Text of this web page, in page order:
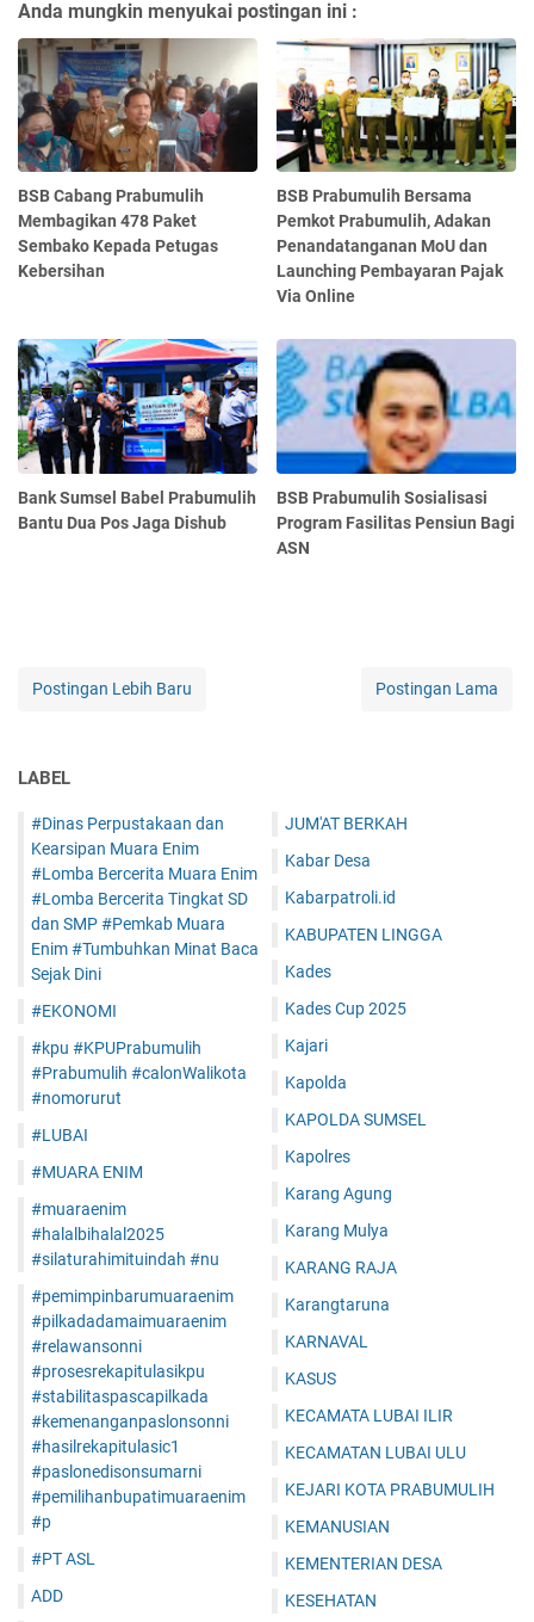
Anda mungkin menyukai postingan ini :
BSB Cabang Prabumulih
Membagikan 478 Paket
Sembako Kepada Petugas
Kebersihan
BSB Prabumulih Bersama
Pemkot Prabumulih, Adakan
Penandatanganan MoU dan
Launching Pembayaran Pajak
Via Online
Bank Sumsel Babel Prabumulih
Bantu Dua Pos Jaga Dishub
BSB Prabumulih Sosialisasi
Program Fasilitas Pensiun Bagi
ASN
Postingan Lebih Baru Postingan Lama
LABEL
#Dinas Perpustakaan dan
Kearsipan Muara Enim
#Lomba Bercerita Muara Enim
#Lomba Bercerita Tingkat SD
dan SMP #Pemkab Muara
Enim #Tumbuhkan Minat Baca
Sejak Dini
#EKONOMI
#kpu #KPUPrabumulih
#Prabumulih #calonWalikota
#nomorurut
#LUBAI
#MUARA ENIM
#muaraenim
#halalbihalal2025
#silaturahimituindah #nu
#pemimpinbarumuaraenim
#pilkadadamaimuaraenim
#relawansonni
#prosesrekapitulasikpu
#stabilitaspascapilkada
#kemenanganpaslonsonni
#hasilrekapitulasic1
#paslonedisonsumarni
#pemilihanbupatimuaraenim
#p
#PT ASL
ADD
JUM'AT BERKAH
Kabar Desa
Kabarpatroli.id
KABUPATEN LINGGA
Kades
Kades Cup 2025
Kajari
Kapolda
KAPOLDA SUMSEL
Kapolres
Karang Agung
Karang Mulya
KARANG RAJA
Karangtaruna
KARNAVAL
KASUS
KECAMATA LUBAI ILIR
KECAMATAN LUBAI ULU
KEJARI KOTA PRABUMULIH
KEMANUSIAN
KEMENTERIAN DESA
KESEHATAN